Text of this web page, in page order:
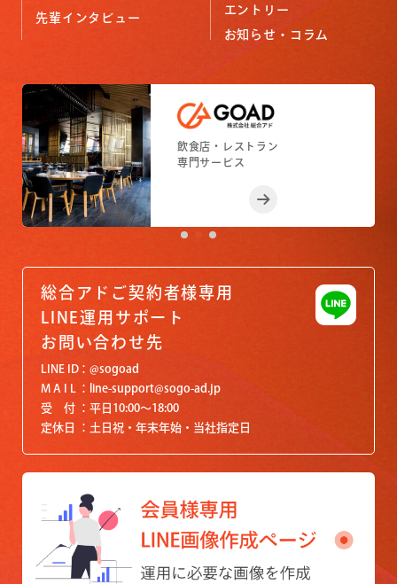
先輩インタビュー
エントリー
お知らせ・コラム
小売店舗
専門サービス
フィットネスジム
専門サービス
飲食店・レストラン
専門サービス
小売店舗
専門サービス
フィットネスジム
専門サービス
総合アドご契約者様専用
LINE運用サポート
お問い合わせ先
LINE ID
@sogoad
M A I L
line-support@sogo-ad.jp
受 付
平日10:00〜18:00
定休日
土日祝・年末年始・当社指定日